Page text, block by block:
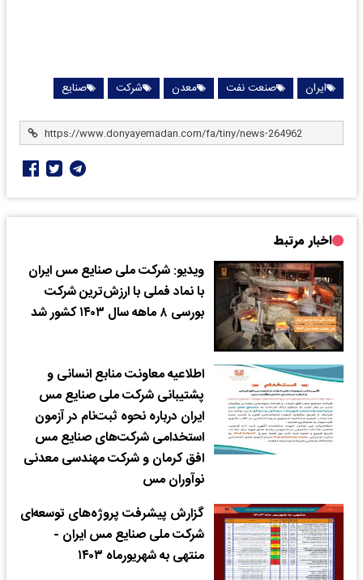
ایران صنعت نفت معدن شرکت صنایع
اخبار مرتبط
ویدیو: شرکت ملی صنایع مس ایران
با نماد فملی با ارزش‌ترین شرکت
بورسی ۸ ماهه سال ۱۴۰۳ کشور شد
اطلاعیه معاونت منابع انسانی و
پشتیبانی شرکت ملی صنایع مس
ایران درباره نحوه ثبت‌نام در آزمون
استخدامی شرکت‌های صنایع مس
افق کرمان و شرکت مهندسی معدنی
نوآوران مس
گزارش پیشرفت پروژه‌های توسعه‌ای
شرکت ملی صنایع مس ایران -
منتهی به شهریورماه ۱۴۰۳